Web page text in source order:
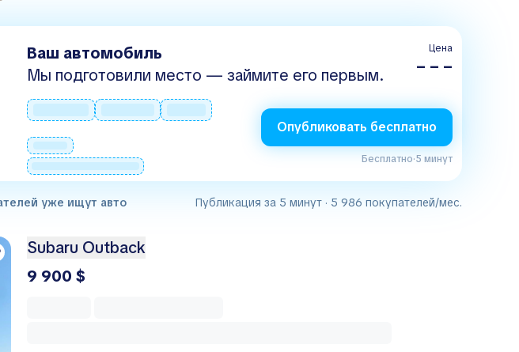
Ваш автомобиль
Мы подготовили место — займите его первым.
Цена
– – –
Опубликовать бесплатно
Бесплатно·5 минут
уже ищут авто Публикация за 5 минут · 5 986 покупателей/мес.
Subaru Outback
9 900 $